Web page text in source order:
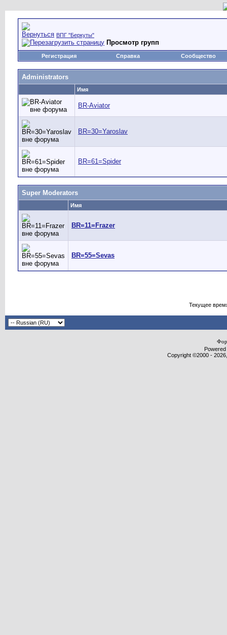
ВПГ "Беркуты"
Просмотр групп
Регистрация Справка Сообщество
Administrators
Имя
BR-Aviator
BR=30=Yaroslav
BR=61=Spider
Super Moderators
Имя
BR=11=Frazer
BR=55=Sevas
Текущее
Copyright ©2000 -